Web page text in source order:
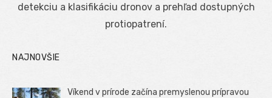
detekciu a klasifikáciu dronov a prehľad dostupných
protiopatrení.
NAJNOVŠIE
Víkend v prírode začína premyslenou prípravou